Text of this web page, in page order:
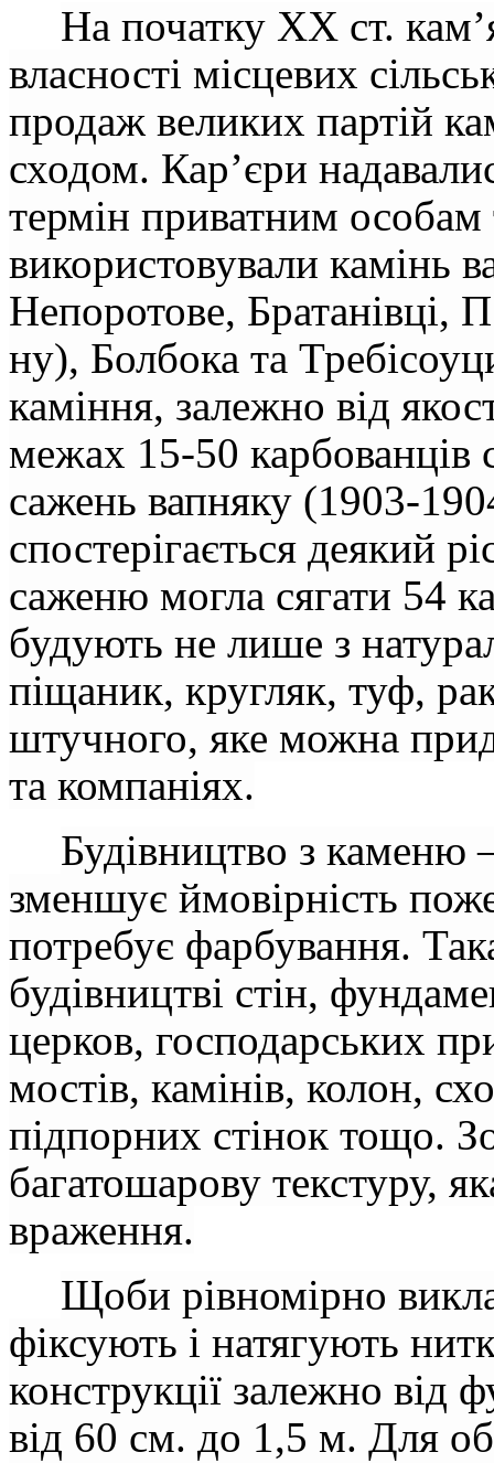
На початку ХХ ст.
власності місцевих
продаж великих партій
сходом. Кар’єри
термін приватним особам
використовували камінь
Непоротове, Братанівці,
ну), Болбока та
каміння, залежно від
межах 15-50 карбованців
сажень вапняку (1903-
спостерігається деякий
саженю могла сягати 54
будують не лише з
піщаник, кругляк, туф,
штучного, яке можна
та компаніях.
Будівництво з каменю
зменшує ймовірність
потребує фарбування.
будівництві стін,
церков, господарських
мостів, камінів, колон,
підпорних стінок тощо.
багатошарову текстуру,
враження.
Щоби рівномірно
фіксують і натягують
конструкції залежно від
від 60 см. до 1,5 м. Для